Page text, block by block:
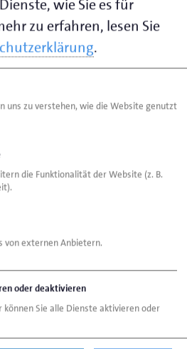
Anmeldung
wie Sie es für
zu erfahren, lesen Sie
.
uns zu verstehen, wie die Website genutzt
die Funktionalität der Website (z. B.
von externen Anbietern.
oder deaktivieren
Sie alle Dienste aktivieren oder